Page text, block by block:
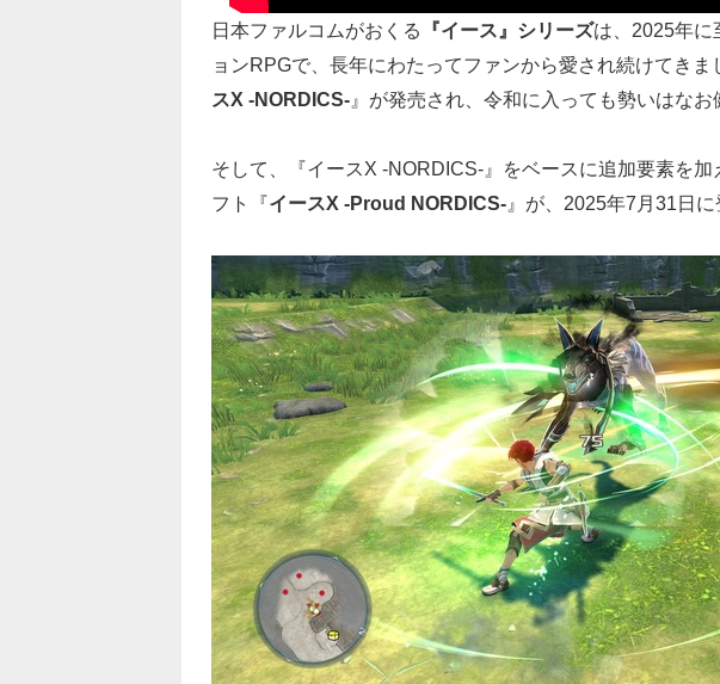
日本ファルコムがおくる 『イース』シリーズは、2025年に
ョンRPGで、長年にわたってファンから愛され続けてき
スX -NORDICS- 』が発売され、令和に入っても勢いはなお
そして、『イースX -NORDICS-』をベースに追加要素を
フト『イースX -Proud NORDICS- 』が、2025年7月31日に